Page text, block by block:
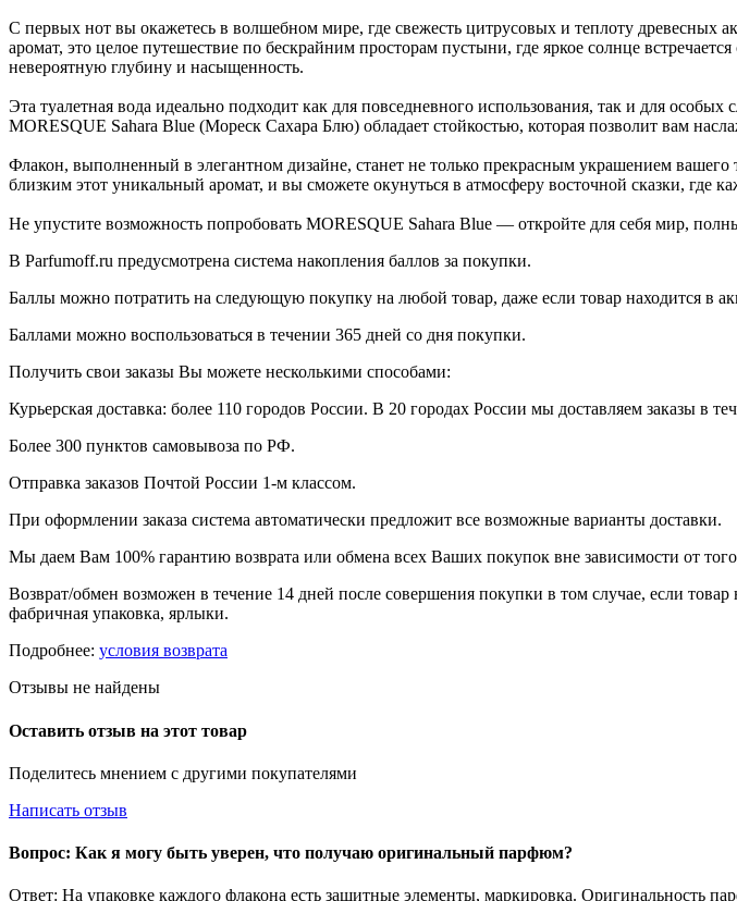
С первых нот вы окажетесь в волшебном мире, где свежесть цитрусовых и теплоту
аромат, это целое путешествие по бескрайним просторам пустыни, где яркое солнце
невероятную глубину и насыщенность.
Эта туалетная вода идеально подходит как для повседневного использования, так и для
MORESQUE Sahara Blue (Мореск Сахара Блю) обладает стойкостью, которая позволит вам
Флакон, выполненный в элегантном дизайне, станет не только прекрасным украшением
близким этот уникальный аромат, и вы сможете окунуться в атмосферу восточной сказки, где
Не упустите возможность попробовать MORESQUE Sahara Blue — откройте для себя мир,
В Parfumoff.ru предусмотрена система накопления баллов за покупки.
Баллы можно потратить на следующую покупку на любой товар, даже если товар находится в
Баллами можно воспользоваться в течении 365 дней со дня покупки.
Получить свои заказы Вы можете несколькими способами:
Курьерская доставка: более 110 городов России. В 20 городах России мы доставляем заказы в
Более 300 пунктов самовывоза по РФ.
Отправка заказов Почтой России 1-м классом.
При оформлении заказа система автоматически предложит все возможные варианты доставки.
Мы даем Вам 100% гарантию возврата или обмена всех Ваших покупок вне зависимости от
Возврат/обмен возможен в течение 14 дней после совершения покупки в том случае, если
фабричная упаковка, ярлыки.
Подробнее: условия возврата
Отзывы не найдены
Оставить отзыв на этот товар
Поделитесь мнением с другими покупателями
Написать отзыв
Вопрос: Как я могу быть уверен, что получаю оригинальный парфюм?
Ответ: На упаковке каждого флакона есть защитные элементы, маркировка. Оригинальность